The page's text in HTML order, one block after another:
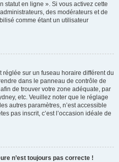
statut en ligne ». Si vous activez cette
des modérateurs et de
comme étant un utilisateur
réglée sur un fuseau horaire différent du
dans le panneau de contrôle de
de trouver votre zone adéquate, par
etc. Veuillez noter que le réglage
autres paramètres, n’est accessible
pas inscrit, c’est l’occasion idéale de
n’est toujours pas correcte !